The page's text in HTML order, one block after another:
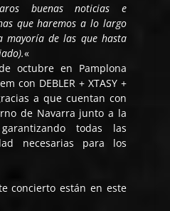
buenas noticias e
que haremos a lo largo
mayoría de las que hasta
«
octubre en Pamplona
con DEBLER + XTASY +
a que cuentan con
de Navarra junto a la
todas las
necesarias para los
concierto están en este